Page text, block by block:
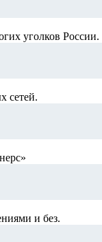
уголков России.
сетей.
и без.